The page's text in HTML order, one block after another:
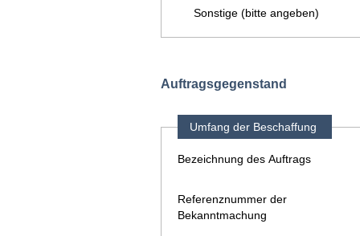
Sonstige (bitte angeben)
Auftragsgegenstand
Umfang der Beschaffung
Bezeichnung des Auftrags
Referenznummer der
Bekanntmachung